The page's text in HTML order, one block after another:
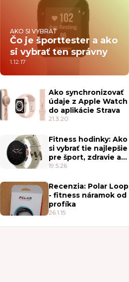
AKO SI VYBRAŤ
Čo je športtester a ako
si vybrať ten správny
1.12.17
Ako synchronizovať
údaje z Apple Watch
do aplikácie Strava
21.3.20
Fitness hodinky: Ako
si vybrať tie najlepšie
pre šport, zdravie a
každodenné nosenie
19.5.26
Recenzia: Polar Loop
- fitness náramok od
profíka
26.1.15